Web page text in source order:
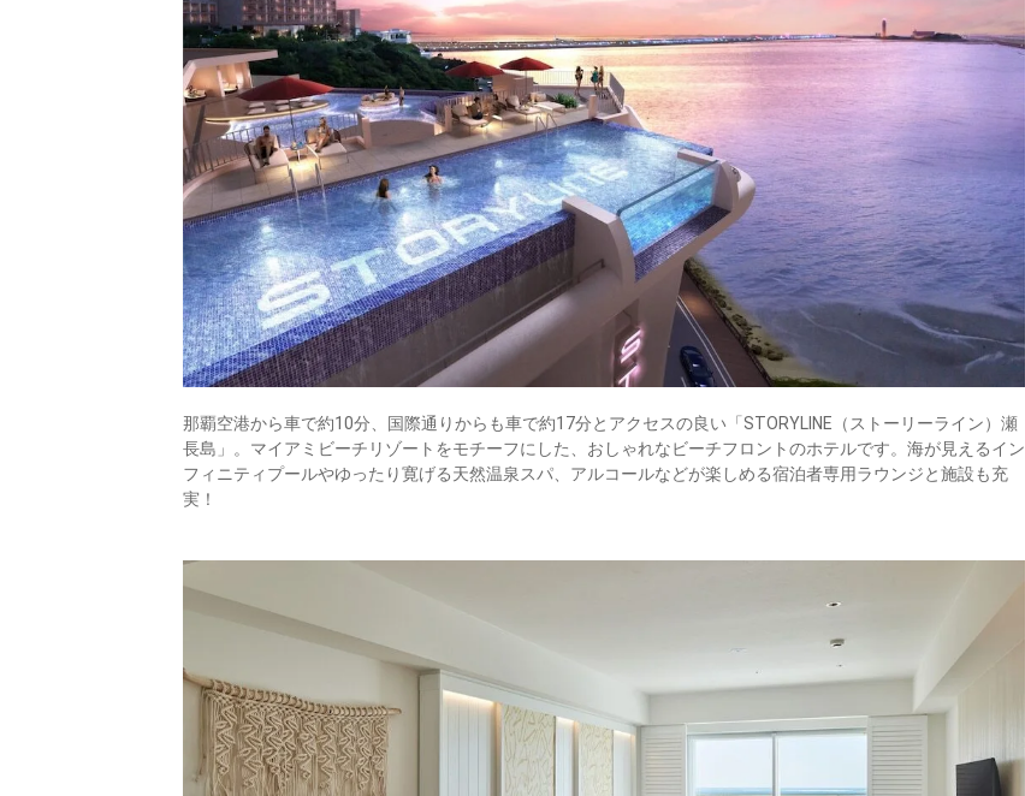
那覇空港から車で約10分、国際通りからも車で約17分とアクセスの良い「STORYLINE（ストーリーライン）瀬
長島」。マイアミビーチリゾートをモチーフにした、おしゃれなビーチフロントのホテルです。海が見えるイン
フィニティプールやゆったり寛げる天然温泉スパ、アルコールなどが楽しめる宿泊者専用ラウンジと施設も充
実！